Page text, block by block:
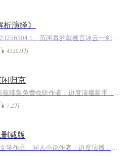
析演绎》
加主播Q群:623256504 1、范闲真的就被言冰云一剑刺死了吗？2、言冰云真的投靠二皇子了吗？3、叶轻眉的死真的成为解不开的谜团了吗？4、隐没在京都城内的大宗师到底是谁？5、如果可以，你最希望范闲跟谁成婚呢？林婉儿？司理理？海棠朵朵？6、机关算尽的二皇子是否能碾压驻扎在东夷城的大皇子和太子而夺得皇位呢？7、庆帝、陈萍萍、范建他们之间有着哪些不为人知的秘密呢？8、影子到底是谁呢？ .......贺大叔带你解开庆余年重重谜...
4320.9万
闲归京
张若昀同名影视续集免费收听作者：边度演播新手：史卢米还记得在那个秋天，我躺在金色的麦田想着有一天，我的作品能有人评论点赞。没有评论点赞怎么办，希望这个声音能够带你入眠。有声知识：演播分为四个等级，普级、平级、封级、侠级。又分为四个读法，...
7.2万
减版
【庆余年2】文学作品，同人小说作者：边度演播：悠悠心怡声明：此书原著版权归原著相关个人或组织所有，本有声音频仅供学习交流，严禁用于商业用途。因为自己特别喜欢【庆余年】的电视剧，苦苦等不来第二部。就找来了小说先过过瘾，自己读的同时跟大家一起...